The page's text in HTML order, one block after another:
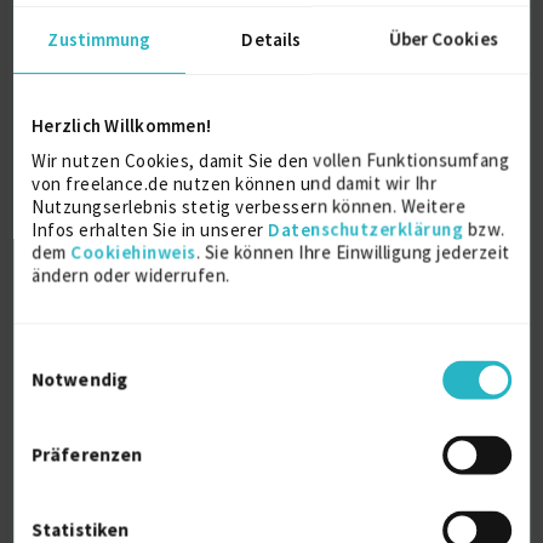
Zustimmung Details Über Cookies
Herzlich Willkommen!
Wir nutzen Cookies, damit Sie den vollen Funktionsumfang
von freelance.de nutzen können und damit wir Ihr
Nutzungserlebnis stetig verbessern können. Weitere
Infos erhalten Sie in unserer Datenschutzerklärung bzw.
dem Cookiehinweis. Sie können Ihre Einwilligung jederzeit
ändern oder widerrufen.
Notwendig
Präferenzen
Statistiken
Transformation • Program & Delivery
Managemen...
zuletzt online vor 3 Tagen
Programm-Management
11 J.
Transformation Management
11 J.
Governance
11 J.
€100 - €150/Stunde